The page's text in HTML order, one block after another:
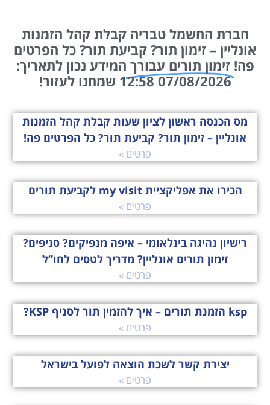
חברת החשמל טבריה קבלת קהל הזמנות
אונליין – זימון תור? קביעת תור? כל הפרטים
פה! זימון תורים עבורך המידע נכון לתאריך:
07/08/2026 12:58 שמחנו לעזור!
מס הכנסה ראשון לציון שעות קבלת קהל הזמנות
אונליין – זימון תור? קביעת תור? כל הפרטים פה!
פרטים »
הכירו את אפליקציית my visit לקביעת תורים
פרטים »
רישיון נהיגה בינלאומי – איפה מנפיקים? סניפים?
זימון תורים אונליין? מדריך לטסים לחו”ל
פרטים »
ksp הזמנת תורים – איך להזמין תור לסניף KSP?
פרטים »
יצירת קשר לשכת הוצאה לפועל בישראל
פרטים »